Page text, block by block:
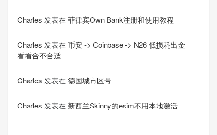
Charles 发表在 菲律宾Own Bank注册和使用教程
Charles 发表在 币安 -> Coinbase -> N26 低损耗出金
看看合不合适
Charles 发表在 德国城市区号
Charles 发表在 新西兰Skinny的esim不用本地激活